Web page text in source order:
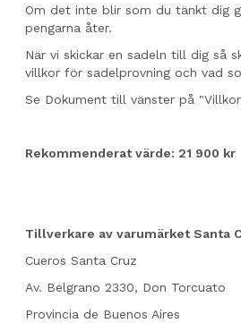
Om det inte blir som du tänkt dig
pengarna åter.
När vi skickar en sadeln till dig så
villkor för sadelprovning och vad
Se Dokument till vänster på
Rekommenderat värde: 21 900 kr
Tillverkare av varumärket Santa
Cueros Santa Cruz
Av. Belgrano 2330, Don Torcuato
Provincia de Buenos Aires